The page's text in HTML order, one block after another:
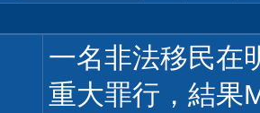
一名非法移民在
重大罪行，結果